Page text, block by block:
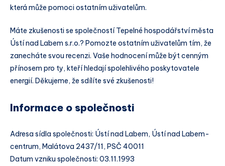
která může pomoci ostatním uživatelům.
Máte zkušenosti se společností Tepelné hospodářství města
Ústí nad Labem s.r.o.? Pomozte ostatním uživatelům tím, že
zanecháte svou recenzi. Vaše hodnocení může být cenným
přínosem pro ty, kteří hledají spolehlivého poskytovatele
energií. Děkujeme, že sdílíte své zkušenosti!
Informace o společnosti
Adresa sídla společnosti: Ústí nad Labem, Ústí nad Labem-
centrum, Malátova 2437/11, PSČ 40011
Datum vzniku společnosti: 03.11.1993